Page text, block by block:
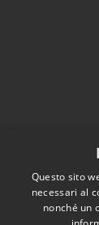
Questo sito
necessari al
nonché un